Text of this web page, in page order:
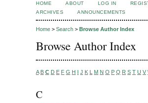
HOME ABOUT LOG IN
ARCHIVES
ANNOUNCEMENTS
Home > Search > Browse Author Index
Browse Author Index
A B C D E F G H I J K L M N O P Q R S T U V
C